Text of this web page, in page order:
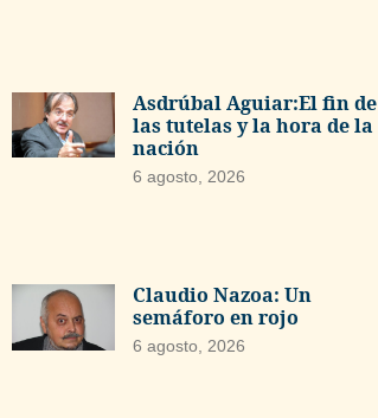
Asdrúbal Aguiar:El fin de
las tutelas y la hora de la
nación
6 agosto, 2026
Claudio Nazoa: Un
semáforo en rojo
6 agosto, 2026